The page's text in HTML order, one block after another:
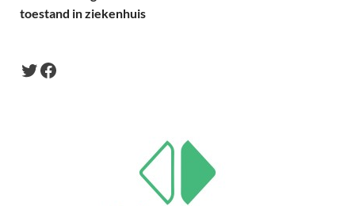
toestand in ziekenhuis